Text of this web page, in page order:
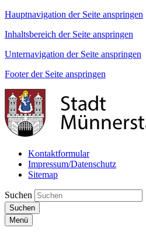
Hauptnavigation der Seite anspringen
Inhaltsbereich der Seite anspringen
Unternavigation der Seite anspringen
Footer der Seite anspringen
Kontaktformular
Impressum/Datenschutz
Sitemap
Suchen
Suchen
Menü